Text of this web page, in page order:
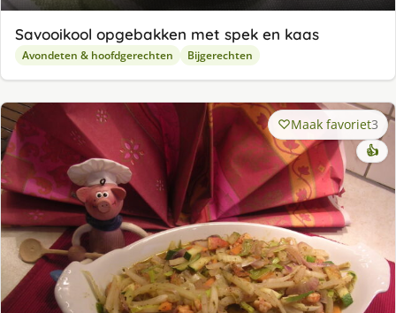
Savooikool opgebakken met spek en kaas
Avondeten & hoofdgerechten Bijgerechten
Maak favoriet3
👍